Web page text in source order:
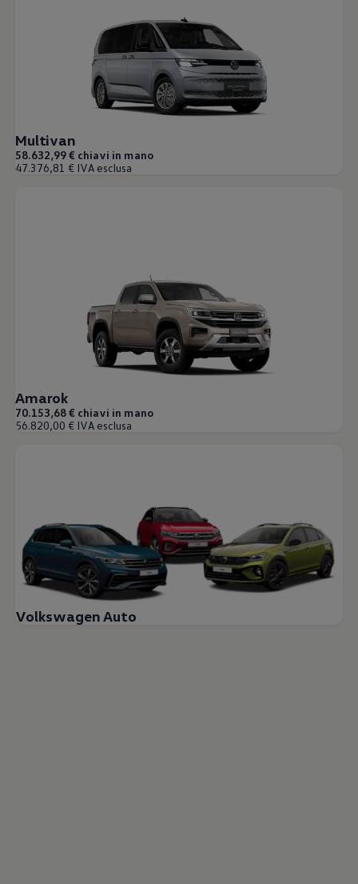
Multivan
58.632,99 € chiavi in mano
47.376,81 € IVA esclusa
Amarok
70.153,68 € chiavi in mano
56.820,00 € IVA esclusa
Volkswagen Auto